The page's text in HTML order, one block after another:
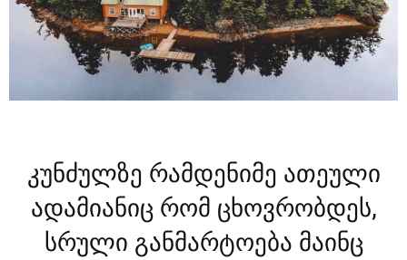
კუნძულზე რამდენიმე ათეული
ადამიანიც რომ ცხოვრობდეს,
სრული განმარტოება მაინც